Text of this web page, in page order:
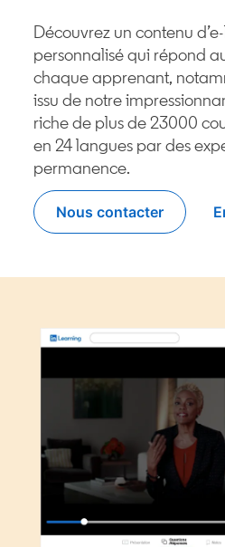
Découvrez un contenu
personnalisé qui répond
chaque apprenant,
issu de notre
riche de plus de 23000
en 24 langues par des
permanence.
Nous contacter